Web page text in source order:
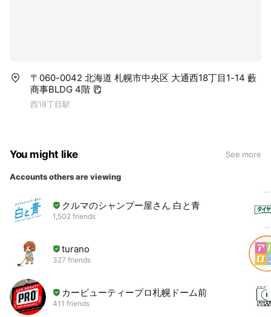
〒060-0042 北海道 札幌市中央区 大通西18丁目1-14 藪
商事BLDG 4階
西18丁目駅
You might like See more
Accounts others are viewing
クルマのシャンプー屋さん 白と青
1,502 friends
turano
327 friends
カービューティープロ札幌ドーム前
411 friends